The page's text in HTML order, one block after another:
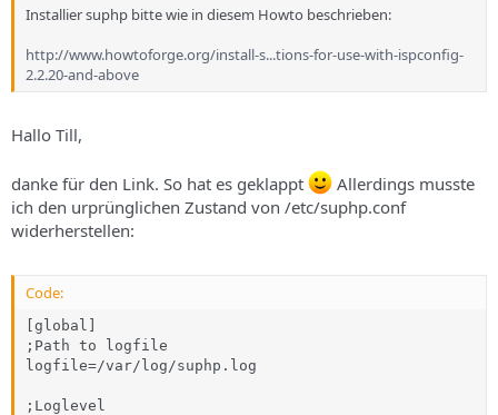
Installier suphp bitte wie in diesem Howto beschrieben:
http://www.howtoforge.org/install-s...tions-for-use-with-ispconfig-
2.2.20-and-above
Hallo Till,
danke für den Link. So hat es geklappt
Allerdings musste
ich den urprünglichen Zustand von /etc/suphp.conf
widerherstellen:
Code:
[global]
;Path to logfile
logfile=/var/log/suphp.log
;Loglevel